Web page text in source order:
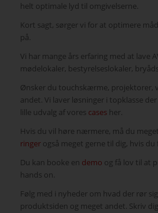
helt optimale lyd til omgivelserne.
Kort sagt, sørger vi for at optimere
på.
Vi har mange års erfaring med at lave
mødelokaler, bestyrelseslokaler,
Ønsker du touchskærme, projektorer,
andet. Vi laver løsninger i topklasse
lille udvalg af vores casesher.
Hvis du vil høre nærmere, må du
ringerogså meget gerne til dig, hvis
Du kan booke en demo og få lov til at
hands on.
Følg med i nyheder om hvad der rør
produktsiden og meget andet. Skriv